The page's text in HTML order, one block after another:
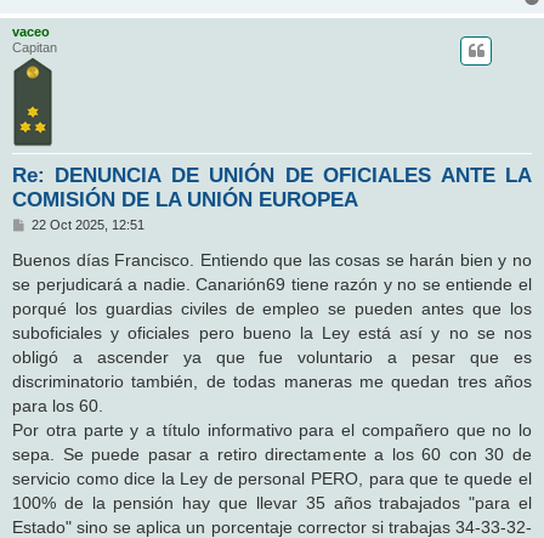
vaceo
Capitan
Re: DENUNCIA DE UNIÓN DE OFICIALES ANTE LA
COMISIÓN DE LA UNIÓN EUROPEA
M
n
a
e
22 Oct 2025, 12:51
Buenos días Francisco. Entiendo que las cosas se harán bien y no
se perjudicará a nadie. Canarión69 tiene razón y no se entiende el
porqué los guardias civiles de empleo se pueden antes que los
suboficiales y oficiales pero bueno la Ley está así y no se nos
obligó a ascender ya que fue voluntario a pesar que es
discriminatorio también, de todas maneras me quedan tres años
para los 60.
Por otra parte y a título informativo para el compañero que no lo
sepa. Se puede pasar a retiro directamente a los 60 con 30 de
servicio como dice la Ley de personal PERO, para que te quede el
100% de la pensión hay que llevar 35 años trabajados "para el
Estado" sino se aplica un porcentaje corrector si trabajas 34-33-32-